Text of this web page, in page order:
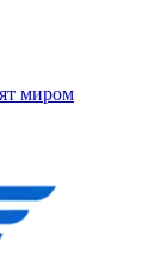
миром